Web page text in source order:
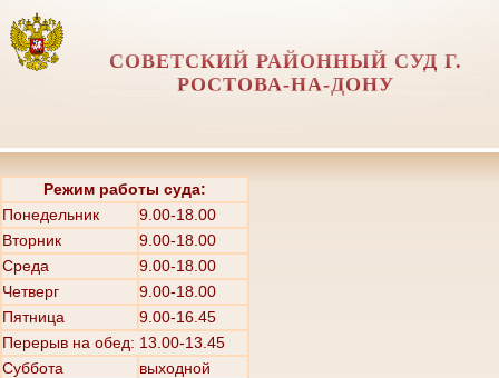
СОВЕТСКИЙ РАЙОННЫЙ СУД Г.
РОСТОВА-НА-ДОНУ
Режим работы суда:
Понедельник
9.00-18.00
Вторник
9.00-18.00
Среда
9.00-18.00
Четверг
9.00-18.00
Пятница
9.00-16.45
Перерыв на обед: 13.00-13.45
Суббота
выходной